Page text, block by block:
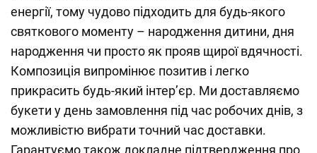
енергії, тому чудово підходить для будь-якого
святкового моменту – народження дитини, дня
народження чи просто як прояв щирої вдячності.
Композиція випромінює позитив і легко
прикрасить будь-який інтер’єр. Ми доставляємо
букети у день замовлення під час робочих днів, з
можливістю вибрати точний час доставки.
Гарантуємо також докладне підтвердження про